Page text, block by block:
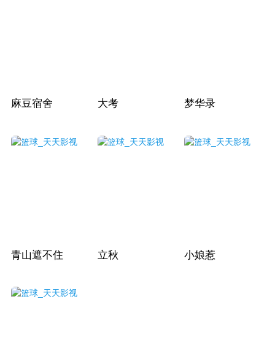
麻豆宿舍 大考 梦华录
青山遮不住 立秋 小娘惹